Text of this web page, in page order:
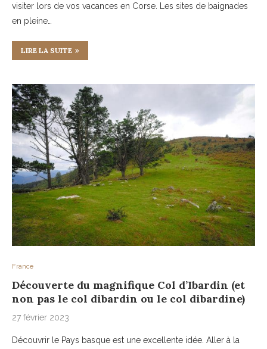
visiter lors de vos vacances en Corse. Les sites de baignades
en pleine…
LIRE LA SUITE
France
Découverte du magnifique Col d’Ibardin (et
non pas le col dibardin ou le col dibardine)
27 février 2023
Découvrir le Pays basque est une excellente idée. Aller à la